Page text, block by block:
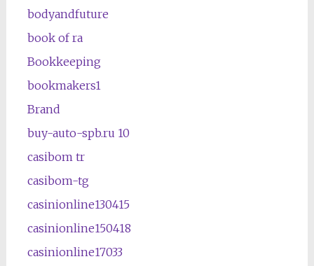
bodyandfuture
book of ra
Bookkeeping
bookmakers1
Brand
buy-auto-spb.ru 10
casibom tr
casibom-tg
casinionline130415
casinionline150418
casinionline17033